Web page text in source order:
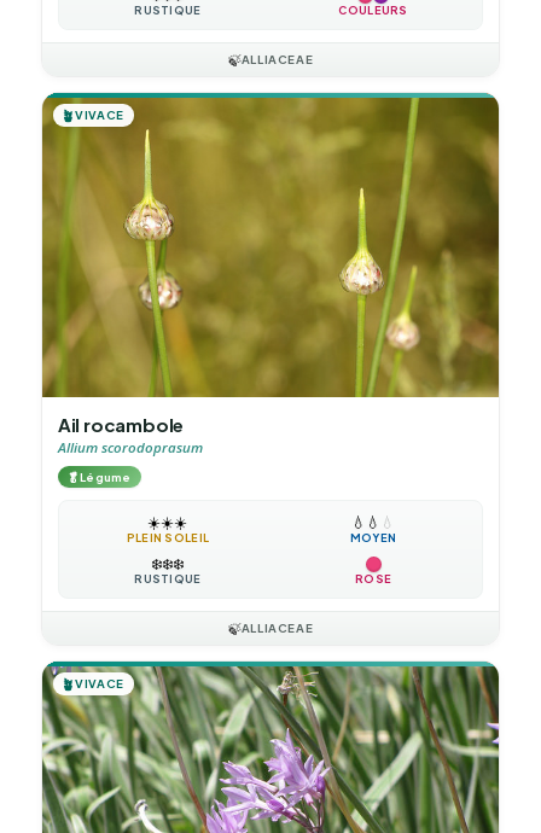
RUSTIQUE COULEURS
🍃ALLIACEAE
🪴VIVACE
Ail rocambole
Allium scorodoprasum
🥬Légume
☀️☀️☀️
PLEIN SOLEIL
💧 💧 💧
MOYEN
❄️❄️❄️
RUSTIQUE ROSE
🍃ALLIACEAE
🪴VIVACE